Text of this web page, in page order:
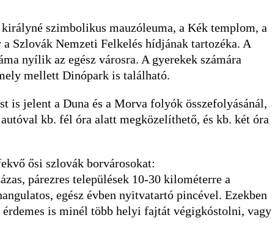
szimbolikus mauzóleuma, a Kék templom, a
Szlovák Nemzeti Felkelés hídjának tartozéka. A
nyílik az egész városra. A gyerekek számára
mellett Dinópark is található.
is jelent a Duna és a Morva folyók összefolyásánál,
kb. fél óra alatt megközelíthető, és kb. két óra
ősi szlovák borvárosokat:
párezres települések 10-30 kilométerre a
egész évben nyitvatartó pincével. Ezekben
is minél több helyi fajtát végigkóstolni, vagy